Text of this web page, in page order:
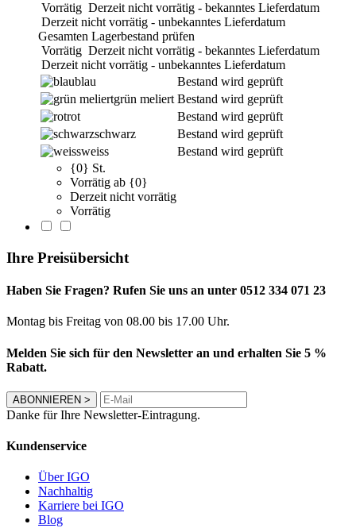
Vorrätig Derzeit nicht vorrätig - bekanntes Lieferdatum
Derzeit nicht vorrätig - unbekanntes Lieferdatum
Gesamten Lagerbestand prüfen
Vorrätig Derzeit nicht vorrätig - bekanntes Lieferdatum
Derzeit nicht vorrätig - unbekanntes Lieferdatum
blau
Bestand wird geprüft
grün meliert Bestand wird geprüft
rot
Bestand wird geprüft
schwarz
Bestand wird geprüft
weiss
Bestand wird geprüft
{0} St.
Vorrätig ab {0}
Derzeit nicht vorrätig
Vorrätig
Ihre Preisübersicht
Haben Sie Fragen? Rufen Sie uns an unter 0512 334 071 23
Montag bis Freitag von 08.00 bis 17.00 Uhr.
Melden Sie sich für den Newsletter an und erhalten Sie 5 %
Rabatt.
ABONNIEREN >
Danke für Ihre Newsletter-Eintragung.
Kundenservice
Über IGO
Nachhaltig
Karriere bei IGO
Blog